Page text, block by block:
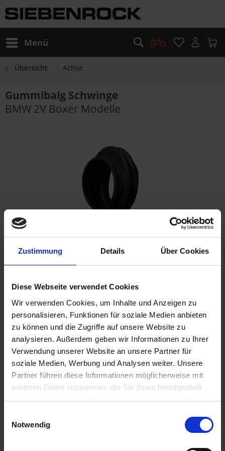
Zustimmung Details Über Cookies
Diese Webseite verwendet Cookies
Wir verwenden Cookies, um Inhalte und Anzeigen zu
personalisieren, Funktionen für soziale Medien anbieten
zu können und die Zugriffe auf unsere Website zu
analysieren. Außerdem geben wir Informationen zu Ihrer
Verwendung unserer Website an unsere Partner für
soziale Medien, Werbung und Analysen weiter. Unsere
Partner führen diese Informationen möglicherweise mit
weiteren Daten zusammen, die Sie ihnen bereitgestellt
haben oder die sie im Rahmen Ihrer Nutzung der Dienste
Cookies, wenn Sie unsere Webseite weiterhin nutzen.
Notwendig
Menü
Übersicht Achse
Gummibalg Schwinge
BMW 2V Boxer Modelle
21,95 €
Sofort versandfertig, Lieferzeit ca. 2-4 Werktage innerhalb
Deutschlands
In denWarenkorb
Merken Bewerten
Artikel Nr.: 3317304
wichtige Aufgabe: Er schützt das...